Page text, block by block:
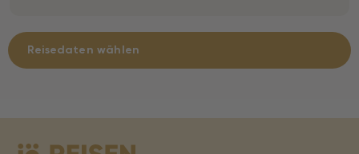
Reisedaten wählen